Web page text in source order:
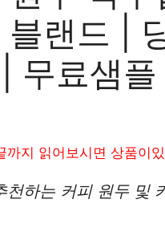
랜드 |
무료샘플
까지 읽어보시면 상품이
하는 커피 원두 및